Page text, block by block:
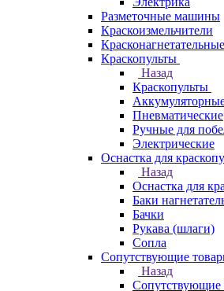
Разметочные машины
Краскоизмельчители
Краскопульты
Назад
Краскопульты
Пневматические
Ручные для
Электрические
Оснастка для
Назад
Оснастка для
Баки
Бачки
Рукава (шлаги)
Сопла
Сопутствующие
Назад
Сопутствующие